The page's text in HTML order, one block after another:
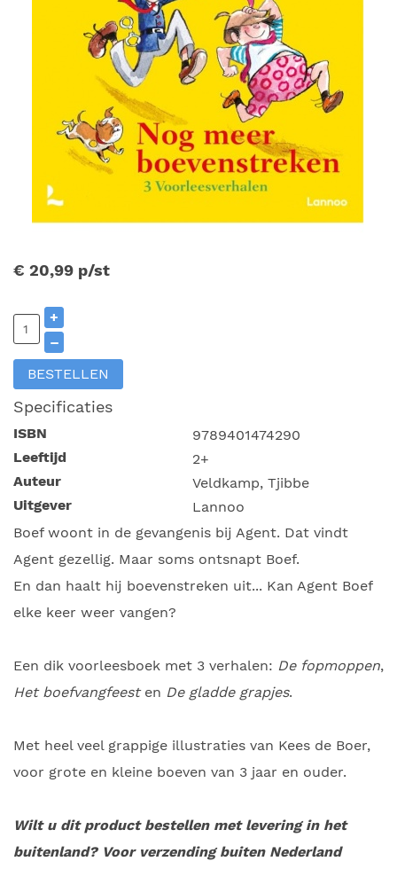
€ 20,99 p/st
+
–
BESTELLEN
Specificaties
ISBN
9789401474290
Leeftijd
2+
Auteur
Veldkamp, Tjibbe
Uitgever
Lannoo
Boef woont in de gevangenis bij Agent. Dat vindt
Agent gezellig. Maar soms ontsnapt Boef.
En dan haalt hij boevenstreken uit... Kan Agent Boef
elke keer weer vangen?
Een dik voorleesboek met 3 verhalen: De fopmoppen,
Het boefvangfeesten De gladde grapjes.
Met heel veel grappige illustraties van Kees de Boer,
voor grote en kleine boeven van 3 jaar en ouder.
Wilt u dit product bestellen met levering in het
buitenland? Voor verzending buiten Nederland